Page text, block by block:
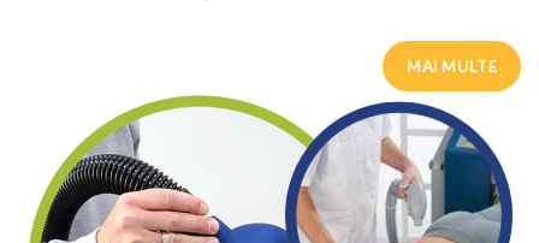
MAI MULTE